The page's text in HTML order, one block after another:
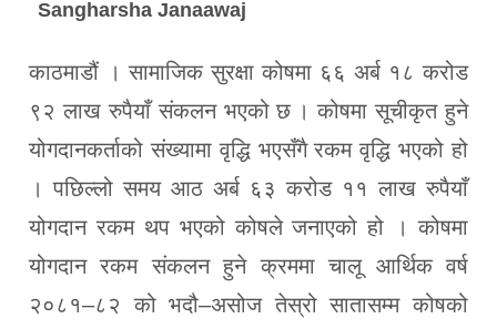
Sangharsha Janaawaj
काठमाडौं । सामाजिक सुरक्षा कोषमा ६६ अर्ब १८ करोड
९२ लाख रुपैयाँ संकलन भएको छ । कोषमा सूचीकृत हुने
योगदानकर्ताको संख्यामा वृद्धि भएसँगै रकम वृद्धि भएको हो
। पछिल्लो समय आठ अर्ब ६३ करोड ११ लाख रुपैयाँ
योगदान रकम थप भएको कोषले जनाएको हो । कोषमा
योगदान रकम संकलन हुने क्रममा चालू आर्थिक वर्ष
२०८१–८२ को भदौ–असोज तेस्रो सातासम्म कोषको